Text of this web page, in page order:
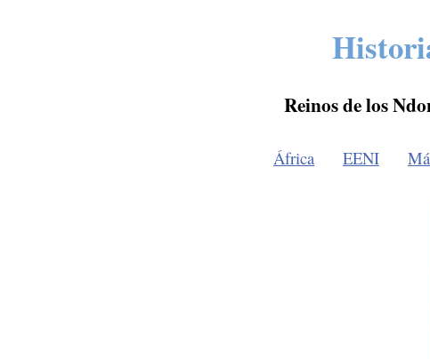
Reinos de los
África EENI